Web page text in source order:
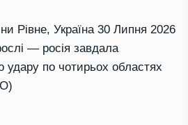
Рівне, Україна 30 Липня 2026
— росія завдала
удару по чотирьох областях